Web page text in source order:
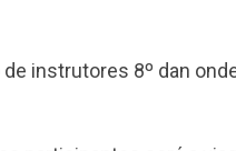
instrutores 8º dan